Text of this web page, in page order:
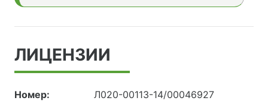
ЛИЦЕНЗИИ
Номер:
Л020-00113-14/00046927